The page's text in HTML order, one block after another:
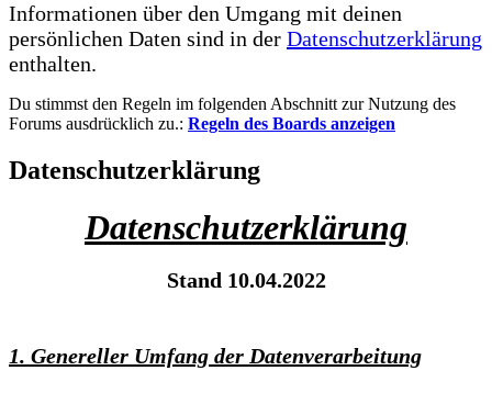
Informationen über den Umgang mit deinen
persönlichen Daten sind in der Datenschutzerklärung
enthalten.
Du stimmst den Regeln im folgenden Abschnitt zur Nutzung des
Forums ausdrücklich zu.: Regeln des Boards anzeigen
Datenschutzerklärung
Datenschutzerklärung
Stand 10.04.2022
1. Genereller Umfang der Datenverarbeitung